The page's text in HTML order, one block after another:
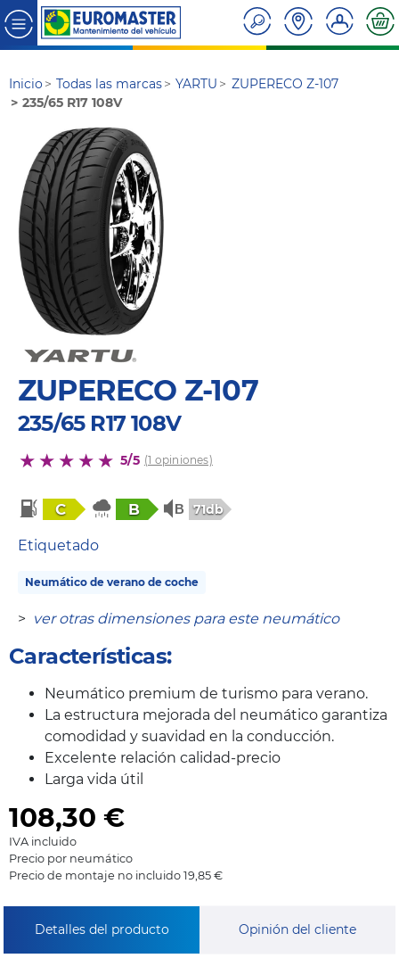
Inicio Todas las marcas YARTU
ZUPERECO Z-107
235/65 R17 108V
ZUPERECO Z-107
235/65 R17 108V
5/5 (1 opiniones)
C B 71db
Etiquetado
Neumático de verano de coche
> ver otras dimensiones para este neumático
Características:
Neumático premium de turismo para verano.
La estructura mejorada del neumático garantiza
comodidad y suavidad en la conducción.
Excelente relación calidad-precio
Larga vida útil
108,30 €
IVA incluido
Precio por neumático
Precio de montaje no incluido 19,85 €
Detalles del producto Opinión del cliente